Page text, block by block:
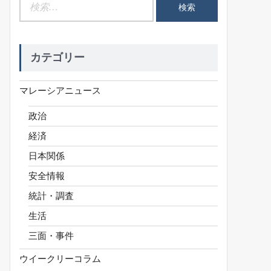
カテゴリー
マレーシアニュース
政治
経済
日本関係
安全情報
統計・調査
生活
三面・事件
ウイークリーコラム